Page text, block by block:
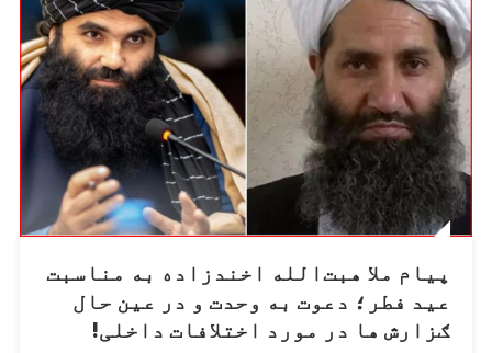
پیام ملا هبت‌الله اخندزاده به مناسبت
عید فطر؛ دعوت به وحدت و در عین حال
ګزارش ها در مورد اختلافات داخلی!